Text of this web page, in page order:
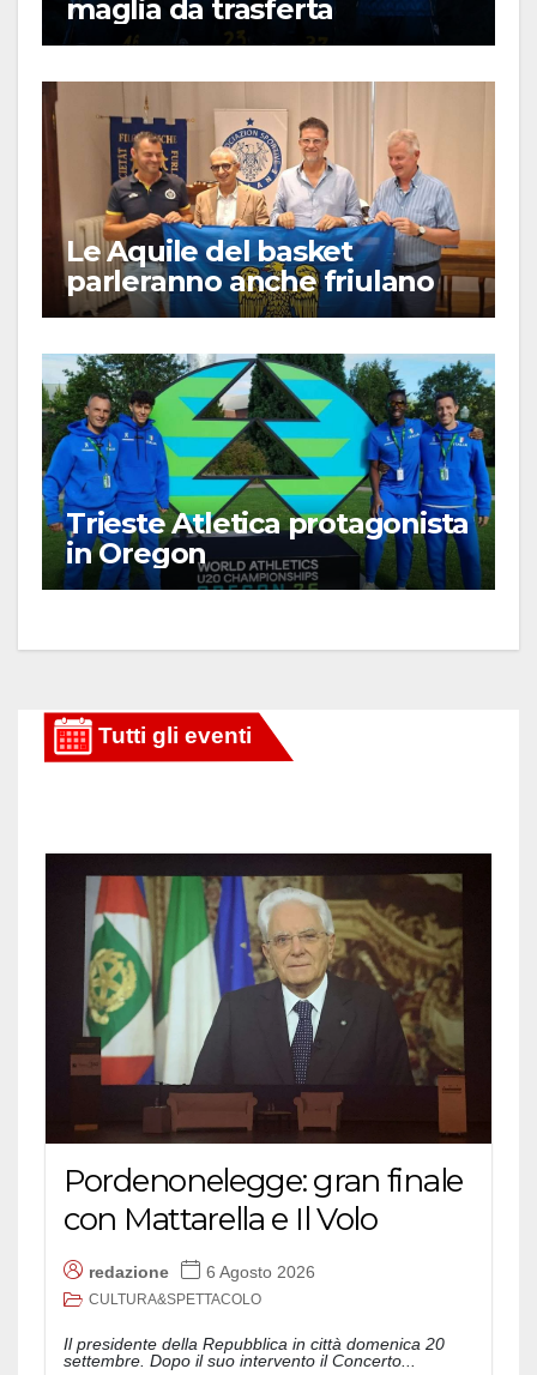
maglia da trasferta
Le Aquile del basket
parleranno anche friulano
Trieste Atletica protagonista
in Oregon
Pordenonelegge: gran finale
con Mattarella e Il Volo
redazione 6 Agosto 2026
CULTURA&SPETTACOLO
Il presidente della Repubblica in città domenica 20
settembre. Dopo il suo intervento il Concerto...